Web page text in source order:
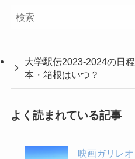
大学駅伝2023-2024の日
本・箱根はいつ？
よく読まれている記事
映画ガリレ